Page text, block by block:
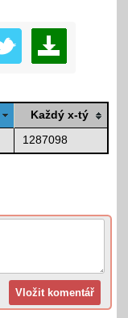
Každý x-tý
1287098